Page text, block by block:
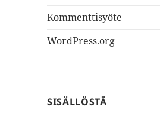
Kommenttisyöte
WordPress.org
SISÄLLÖSTÄ